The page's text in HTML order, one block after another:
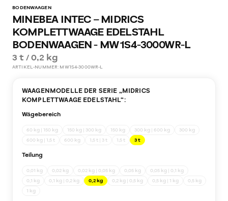
BODENWAAGEN
MINEBEA INTEC – MIDRICS
KOMPLETTWAAGE EDELSTAHL
BODENWAAGEN - MW1S4-3000WR-L
3 t / 0,2 kg
ARTIKEL-NUMMER: MW1S4-3000WR-L
WAAGENMODELLE DER SERIE „MIDRICS
KOMPLETTWAAGE EDELSTAHL“:
Wägebereich
60 kg | 150 kg 150 kg | 300 kg 150 kg 300 kg | 600 kg
300 kg
600 kg | 1,5 t
600 kg 1,5 t | 3 t 1,5 t 3 t
Teilung
0,01 kg 0,02 kg 0,02 kg | 0,05 kg 0,05 kg
0,05 kg | 0,1 kg
0,1 kg
0,1 kg | 0,2 kg 0,2 kg 0,2 kg | 0,5 kg 0,5 kg | 1 kg
0,5 kg
1 kg